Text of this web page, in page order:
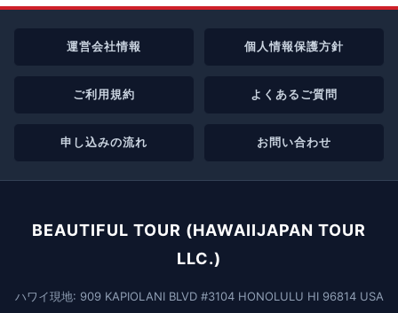
運営会社情報 個人情報保護方針
ご利用規約 よくあるご質問
申し込みの流れ お問い合わせ
BEAUTIFUL TOUR (HAWAIIJAPAN TOUR
LLC.)
ハワイ現地: 909 KAPIOLANI BLVD #3104 HONOLULU HI 96814 USA